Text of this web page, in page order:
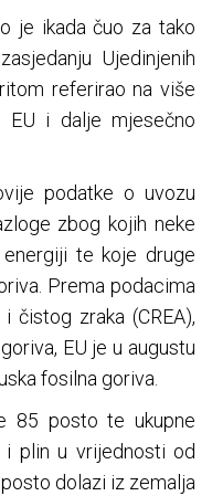
je ikada čuo za tako
Ujedinjenih
referirao na više
i dalje mjesečno
podatke o uvozu
zbog kojih neke
te koje druge
Prema podacima
čistog zraka (CREA),
EU je u augustu
fosilna goriva.
85 posto te ukupne
i plin u vrijednosti od
dolazi iz zemalja